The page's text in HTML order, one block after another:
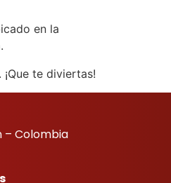
en la
te diviertas!
– Colombia